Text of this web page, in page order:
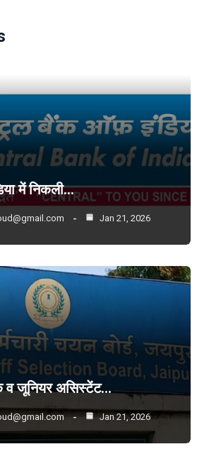
में निकली…
Jan 21, 2026
व जूनियर असिस्टेंट…
Jan 21, 2026